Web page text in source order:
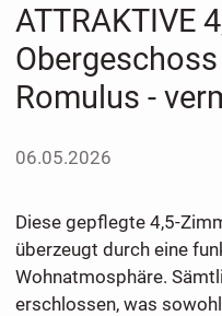
ATTRAKTIVE
Romulus -
06.05.2026
Diese gepflegte 4,5-
überzeugt durch eine
Wohnatmosphäre.
erschlossen, was